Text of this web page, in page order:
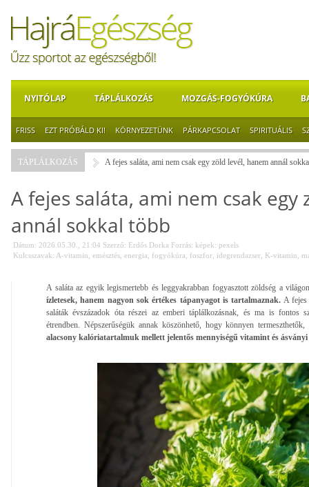
NYITÓLAP TÁPLÁLKOZÁS MOZGÁS-FOGYÓKÚRA
FRISS EZT PRÓBÁLD KI! KÖRNYEZETÜNK PÁRKAPCSOLAT SPIRITUÁLIS
TÁPLÁLKOZÁS A fejes saláta, ami nem csak egy zöld levél, hanem annál
A fejes saláta, ami nem csak egy
annál sokkal több
Dátum: 2026.05.30., 21:04 Szerző: Erdős Dorka Forrás: képek: pexels
Kulcsszavak: A-vitamin emésztés energia fogyókúra foszfor idegrendazser K-vitamin
A saláta az egyik legismertebb és leggyakrabban fogyasztott zöldség a
ízletesek, hanem nagyon sok értékes tápanyagot is tartalmaznak. A fejes
saláták évszázadok óta részei az emberi táplálkozásnak, és ma is fontos
étrendben. Népszerűségük annak köszönhető, hogy könnyen
alacsony kalóriatartalmuk mellett jelentős mennyiségű vitamint és